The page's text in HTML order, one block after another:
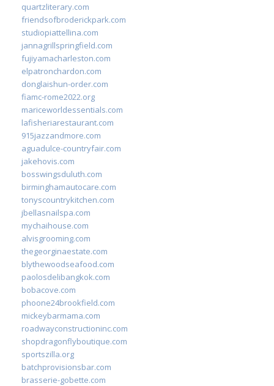
quartzliterary.com
friendsofbroderickpark.com
studiopiattellina.com
jannagrillspringfield.com
fujiyamacharleston.com
elpatronchardon.com
donglaishun-order.com
fiamc-rome2022.org
mariceworldessentials.com
lafisheriarestaurant.com
915jazzandmore.com
aguadulce-countryfair.com
jakehovis.com
bosswingsduluth.com
birminghamautocare.com
tonyscountrykitchen.com
jbellasnailspa.com
mychaihouse.com
alvisgrooming.com
thegeorginaestate.com
blythewoodseafood.com
paolosdelibangkok.com
bobacove.com
phoone24brookfield.com
mickeybarmama.com
roadwayconstructioninc.com
shopdragonflyboutique.com
sportszilla.org
batchprovisionsbar.com
brasserie-gobette.com